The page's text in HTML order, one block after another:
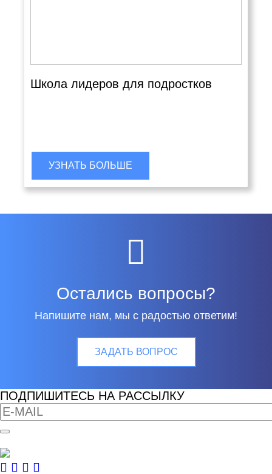
Школа лидеров для подростков
УЗНАТЬ БОЛЬШЕ
Остались вопросы?
Напишите нам, мы с радостью ответим!
ЗАДАТЬ ВОПРОС
ПОДПИШИТЕСЬ НА РАССЫЛКУ